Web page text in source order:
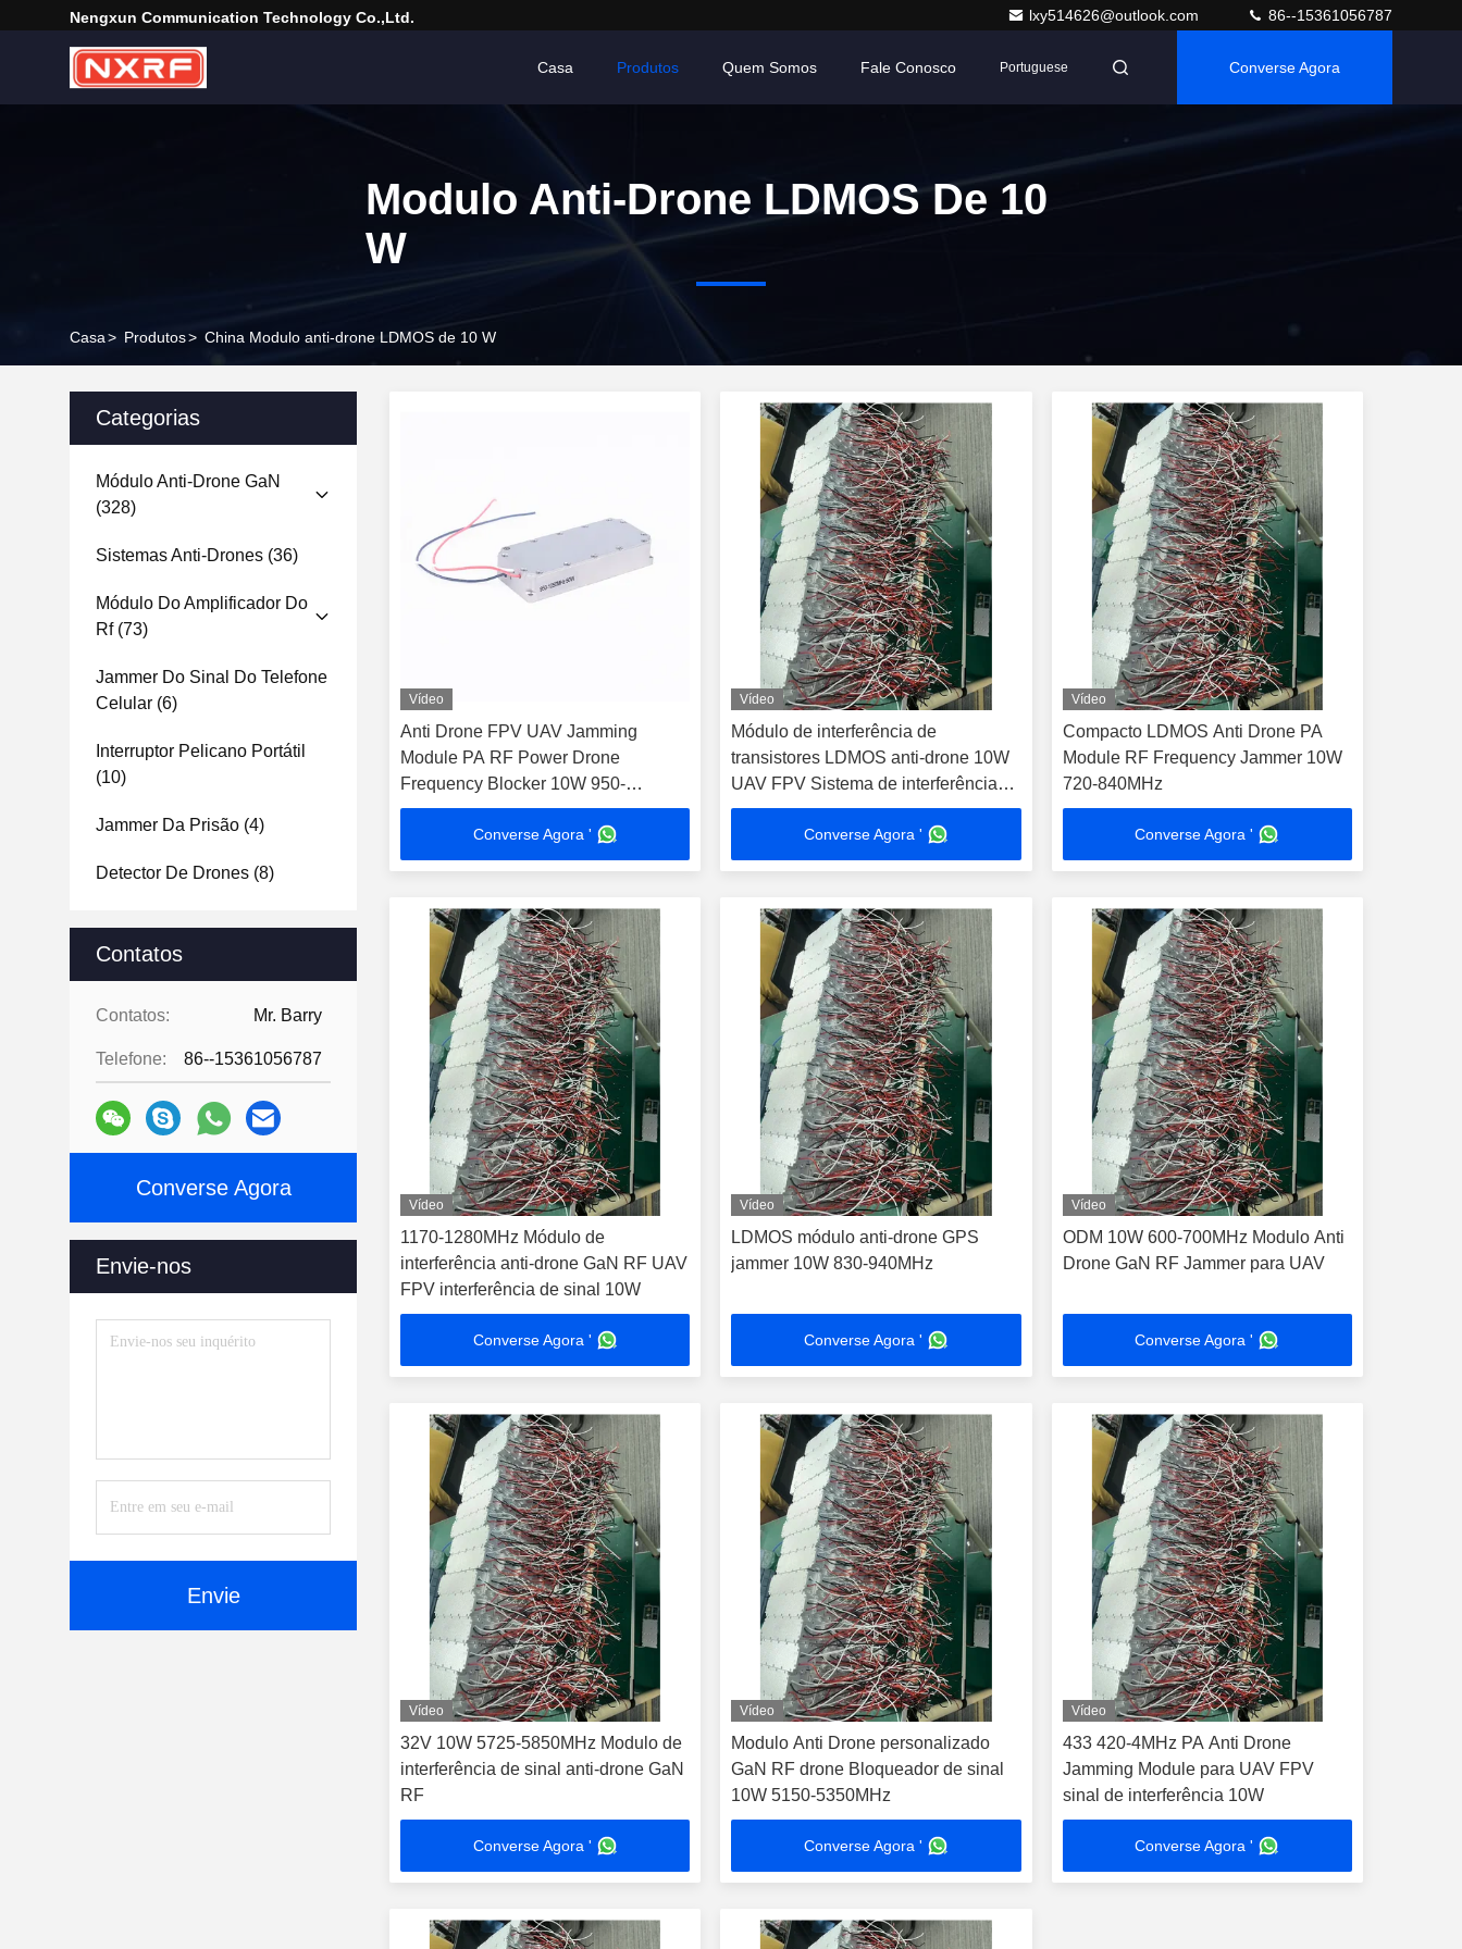
Nengxun Communication Technology Co.,Ltd. lxy514626@outlook.com 86--15361056787
Casa Produtos Quem Somos Fale Conosco Portuguese Converse Agora
Modulo Anti-Drone LDMOS De 10
W
Casa> Produtos> China Modulo anti-drone LDMOS de 10 W
Categorias
Módulo Anti-Drone GaN
(328)
Sistemas Anti-Drones (36)
Módulo Do Amplificador Do
Rf(73)
Jammer Do Sinal Do Telefone
Celular (6)
Interruptor Pelicano Portátil
(10)
Jammer Da Prisão (4)
Detector De Drones (8)
Contatos
Contatos: Mr. Barry
Telefone: 86--15361056787
Converse Agora
Envie-nos
Envie
Vídeo
Anti Drone FPV UAV Jamming
Module PA RF Power Drone
Frequency Blocker 10W 950-
1050MHz
Converse Agora '
Vídeo
Módulo de interferência de
transistores LDMOS anti-drone 10W
UAV FPV Sistema de interferência
de sinal 1550-1620MHz
Converse Agora '
Vídeo
Compacto LDMOS Anti Drone PA
Module RF Frequency Jammer 10W
720-840MHz
Converse Agora '
Vídeo
1170-1280MHz Módulo de
interferência anti-drone GaN RF UAV
FPV interferência de sinal 10W
Converse Agora '
Vídeo
LDMOS módulo anti-drone GPS
jammer 10W 830-940MHz
Converse Agora '
Vídeo
ODM 10W 600-700MHz Modulo Anti
Drone GaN RF Jammer para UAV
Converse Agora '
Vídeo
32V 10W 5725-5850MHz Modulo de
interferência de sinal anti-drone GaN
RF
Converse Agora '
Vídeo
Modulo Anti Drone personalizado
GaN RF drone Bloqueador de sinal
10W 5150-5350MHz
Converse Agora '
Vídeo
433 420-4MHz PA Anti Drone
Jamming Module para UAV FPV
sinal de interferência 10W
Converse Agora '